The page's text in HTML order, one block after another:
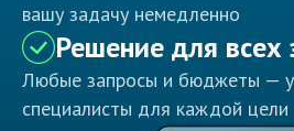
вашу задачу немедленно
Решение для всех
Любые запросы и бюджеты — у
специалисты для каждой цели